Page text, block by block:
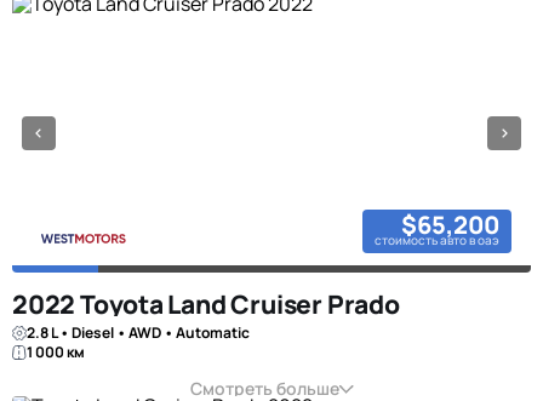
$65,200
стоимость авто в оаэ
2022 Toyota Land Cruiser Prado
2.8 L • Diesel • AWD • Automatic
1 000 км
Смотреть больше